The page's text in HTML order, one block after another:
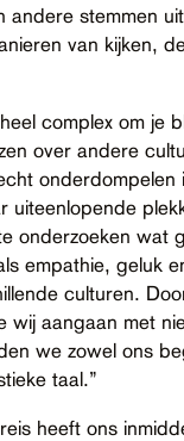
andere stemmen
van kijken,
complex om je
over andere
onderdompelen
uiteenlopende
onderzoeken wat
empathie, geluk
culturen.
wij aangaan met
we zowel ons
taal.”
heeft ons